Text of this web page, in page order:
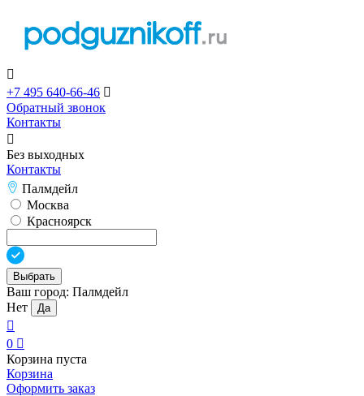

+7 495 640-66-46 
Обратный звонок
Контакты

Без выходных
Контакты
Палмдейл
Москва
Красноярск
Выбрать
Ваш город: Палмдейл
Нет
Да

0 
Корзина пуста
Корзина
Оформить заказ